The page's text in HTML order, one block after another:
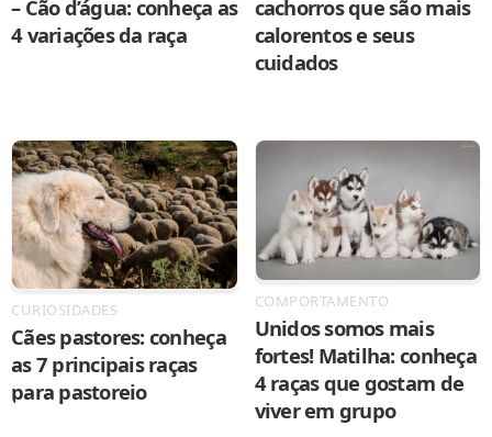
– Cão d’água: conheça as
4 variações da raça
cachorros que são mais
calorentos e seus
cuidados
CURIOSIDADES
Cães pastores: conheça
as 7 principais raças
para pastoreio
COMPORTAMENTO
Unidos somos mais
fortes! Matilha: conheça
4 raças que gostam de
viver em grupo